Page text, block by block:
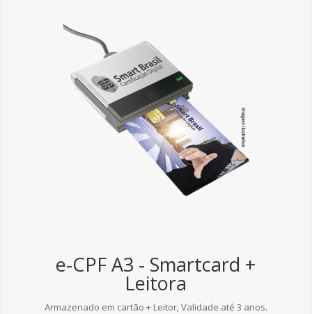
e-CPF A3 - Smartcard +
Leitora
Armazenado em cartão + Leitor, Validade até 3 anos.